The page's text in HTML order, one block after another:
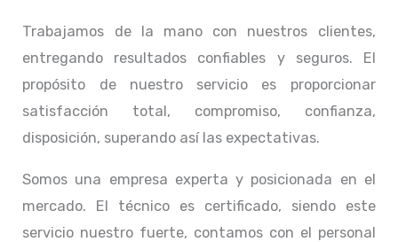
Trabajamos de la mano con nuestros clientes,
entregando resultados confiables y seguros. El
propósito de nuestro servicio es proporcionar
satisfacción total, compromiso, confianza,
disposición, superando así las expectativas.
Somos una empresa experta y posicionada en el
mercado. El técnico es certificado, siendo este
servicio nuestro fuerte, contamos con el personal